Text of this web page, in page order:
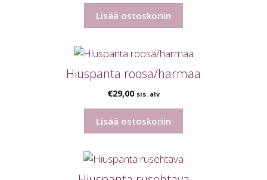
Lisää ostoskoriin
Hiuspanta roosa/harmaa
€29,00 sis. alv
Lisää ostoskoriin